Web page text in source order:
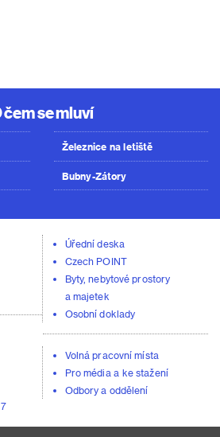
čem se mluví
Železnice na letiště
Bubny-Zátory
Úřední deska
Czech POINT
Byty, nebytové prostory
a majetek
Osobní doklady
Volná pracovní místa
Pro média a ke stažení
Odbory a oddělení